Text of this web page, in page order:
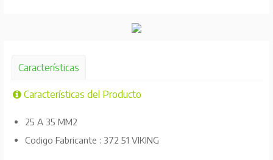
Características
Características del Producto
25 A 35 MM2
Codigo Fabricante : 372 51 VIKING